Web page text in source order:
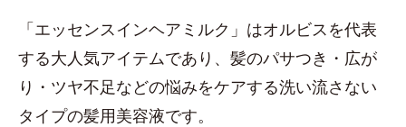
「エッセンスインヘアミルク」はオルビスを代表
する大人気アイテムであり、髪のパサつき・広が
り・ツヤ不足などの悩みをケアする洗い流さない
タイプの髪用美容液です。